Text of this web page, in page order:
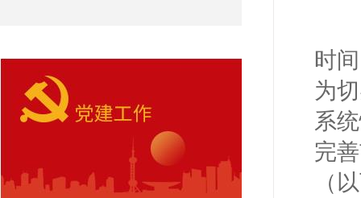
时
为
系
完
（